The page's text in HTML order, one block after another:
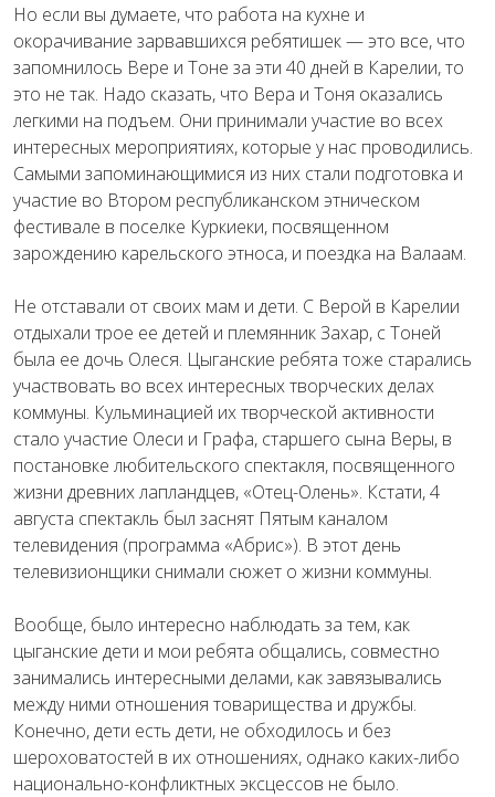
Но если вы думаете, что работа на кухне и
окорачивание зарвавшихся ребятишек — это все, что
запомнилось Вере и Тоне за эти 40 дней в Карелии, то
это не так. Надо сказать, что Вера и Тоня оказались
легкими на подъем. Они принимали участие во всех
интересных мероприятиях, которые у нас проводились.
Самыми запоминающимися из них стали подготовка и
участие во Втором республиканском этническом
фестивале в поселке Куркиеки, посвященном
зарождению карельского этноса, и поездка на Валаам.
Не отставали от своих мам и дети. С Верой в Карелии
отдыхали трое ее детей и племянник Захар, с Тоней
была ее дочь Олеся. Цыганские ребята тоже старались
участвовать во всех интересных творческих делах
коммуны. Кульминацией их творческой активности
стало участие Олеси и Графа, старшего сына Веры, в
постановке любительского спектакля, посвященного
жизни древних лапландцев, «Отец-Олень». Кстати, 4
августа спектакль был заснят Пятым каналом
телевидения (программа «Абрис»). В этот день
телевизионщики снимали сюжет о жизни коммуны.
Вообще, было интересно наблюдать за тем, как
цыганские дети и мои ребята общались, совместно
занимались интересными делами, как завязывались
между ними отношения товарищества и дружбы.
Конечно, дети есть дети, не обходилось и без
шероховатостей в их отношениях, однако каких-либо
национально-конфликтных эксцессов не было.